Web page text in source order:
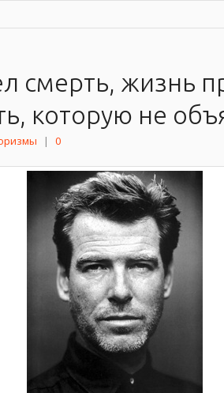
смерть, жизнь
которую не
| 0